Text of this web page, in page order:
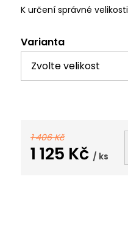
K určení správné
Varianta
1 406 Kč
1 125 Kč / ks